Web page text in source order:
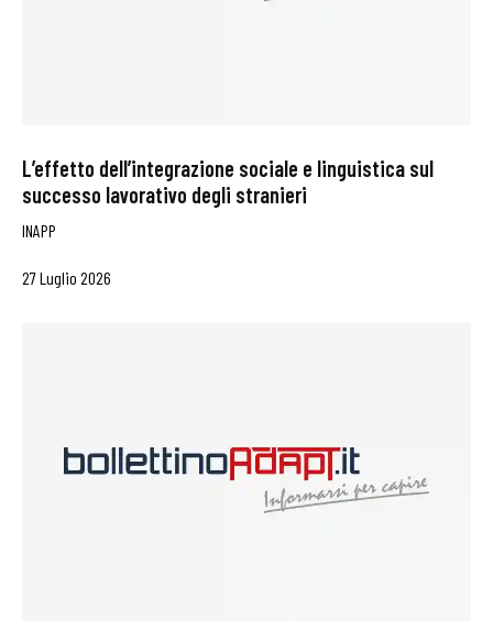
L’effetto dell’integrazione sociale e linguistica sul
successo lavorativo degli stranieri
INAPP
27 Luglio 2026